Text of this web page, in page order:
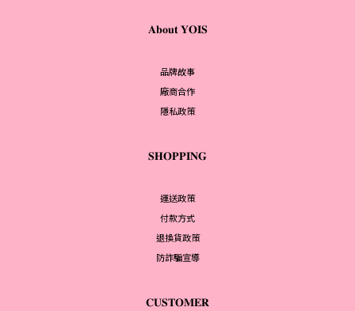
𝐀𝐛𝐨𝐮𝐭 𝐘𝐎𝐈𝐒
品牌故事
廠商合作
隱私政策
𝐒𝐇𝐎𝐏𝐏𝐈𝐍𝐆
運送政策
付款方式
退換貨政策
防詐騙宣導
𝐂𝐔𝐒𝐓𝐎𝐌𝐄𝐑